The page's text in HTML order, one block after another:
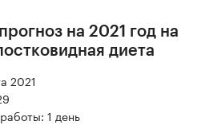
на 2021 год на
диета
2021
1 день